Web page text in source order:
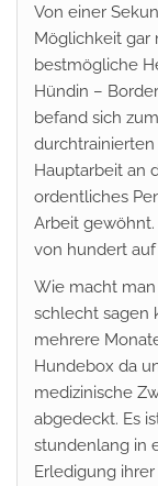
Von einer
Möglichkeit gar
bestmögliche
Hündin –
befand sich
Hauptarbeit an
ordentliches
Arbeit
von hundert
Wie macht
schlecht sagen
mehrere
Hundebox da
medizinische
abgedeckt. Es
stundenlang in
Erledigung